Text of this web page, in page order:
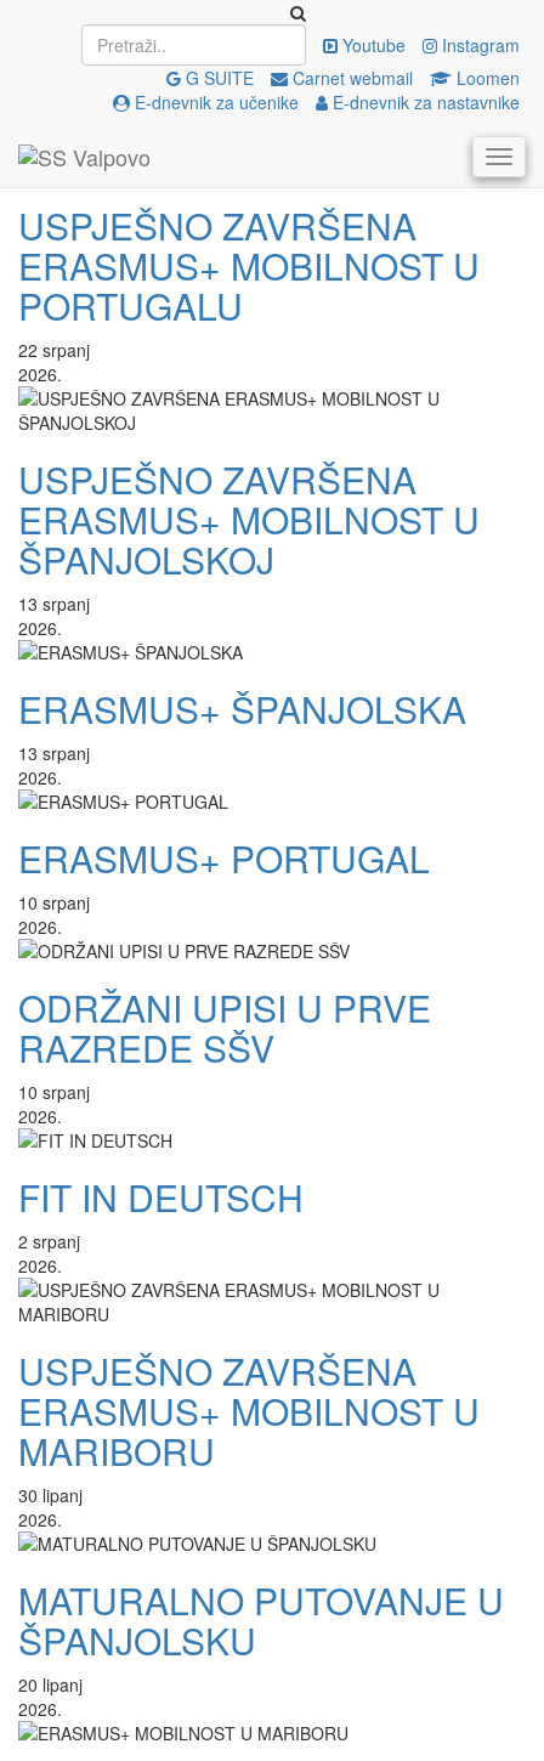
Youtube
Instagram
G SUITE
Carnet webmail
Loomen
E-dnevnik za učenike
E-dnevnik za nastavnike
Galerija slika
USPJEŠNO ZAVRŠENA
ERASMUS+ MOBILNOST U
PORTUGALU
22 srpanj
2026.
USPJEŠNO ZAVRŠENA
ERASMUS+ MOBILNOST U
ŠPANJOLSKOJ
13 srpanj
2026.
ERASMUS+ ŠPANJOLSKA
13 srpanj
2026.
ERASMUS+ PORTUGAL
10 srpanj
2026.
ODRŽANI UPISI U PRVE
RAZREDE SŠV
10 srpanj
2026.
FIT IN DEUTSCH
2 srpanj
2026.
USPJEŠNO ZAVRŠENA
ERASMUS+ MOBILNOST U
MARIBORU
30 lipanj
2026.
MATURALNO PUTOVANJE U
ŠPANJOLSKU
20 lipanj
2026.